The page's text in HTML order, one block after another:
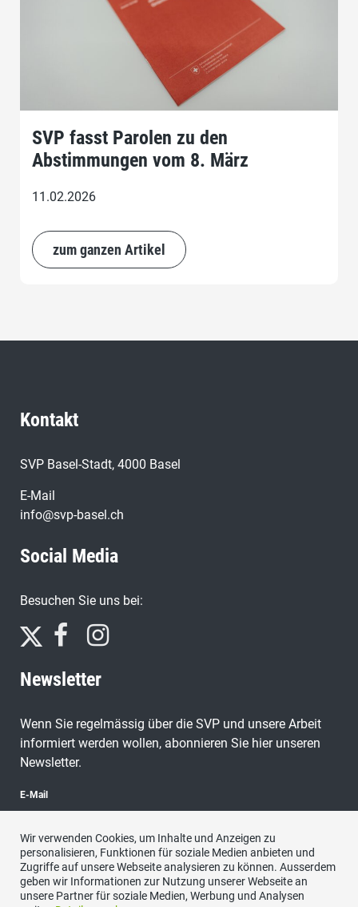
SVP fasst Parolen zu den
Abstimmungen vom 8. März
11.02.2026
zum ganzen Artikel
Kontakt
SVP Basel-Stadt, 4000 Basel
E-Mail
info@svp-basel.ch
Social Media
Besuchen Sie uns bei:
Newsletter
Wenn Sie regelmässig über die SVP und unsere Arbeit
informiert werden wollen, abonnieren Sie hier unseren
Newsletter.
E-Mail
abonnieren
Wir verwenden Cookies, um Inhalte und Anzeigen zu
personalisieren, Funktionen für soziale Medien anbieten und
Zugriffe auf unsere Webseite analysieren zu können. Ausserdem
geben wir Informationen zur Nutzung unserer Webseite an
unsere Partner für soziale Medien, Werbung und Analysen